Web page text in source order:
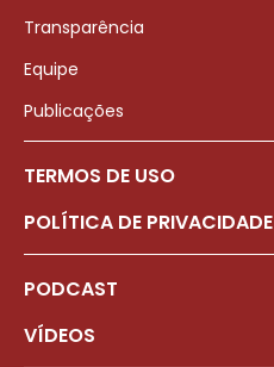
Transparência
Equipe
Publicações
TERMOS DE USO
POLÍTICA DE PRIVACIDADE
PODCAST
VÍDEOS